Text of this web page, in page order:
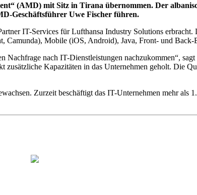
(AMD) mit Sitz in Tirana übernommen. Der
Geschäftsführer Uwe Fischer führen.
IT-Services für Lufthansa Industry Solutions
Camunda), Mobile (iOS, Android), Java, Front- und
Nachfrage nach IT-Dienstleistungen nachzukommen“,
Kapazitäten in das Unternehmen geholt. Die
Zurzeit beschäftigt das IT-Unternehmen mehr als